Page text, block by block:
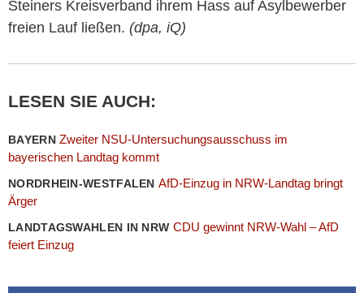
Steiners Kreisverband ihrem Hass auf Asylbewerber
freien Lauf ließen. (dpa, iQ)
LESEN SIE AUCH:
BAYERNZweiter NSU-Untersuchungsausschuss im
bayerischen Landtag kommt
NORDRHEIN-WESTFALEN AfD-Einzug in NRW-Landtag bringt
Ärger
LANDTAGSWAHLEN IN NRW CDU gewinnt NRW-Wahl – AfD
feiert Einzug